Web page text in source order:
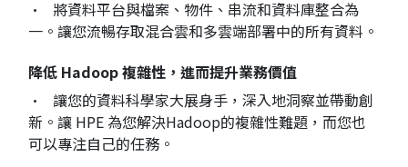
• 將資料平台與檔案、物件、串流和資料庫整合為
一。讓您流暢存取混合雲和多雲端部署中的所有資料。
降低 Hadoop 複雜性，進而提升業務價值
• 讓您的資料科學家大展身手，深入地洞察並帶動創
新。讓 HPE 為您解決Hadoop的複雜性難題，而您也
可以專注自己的任務。